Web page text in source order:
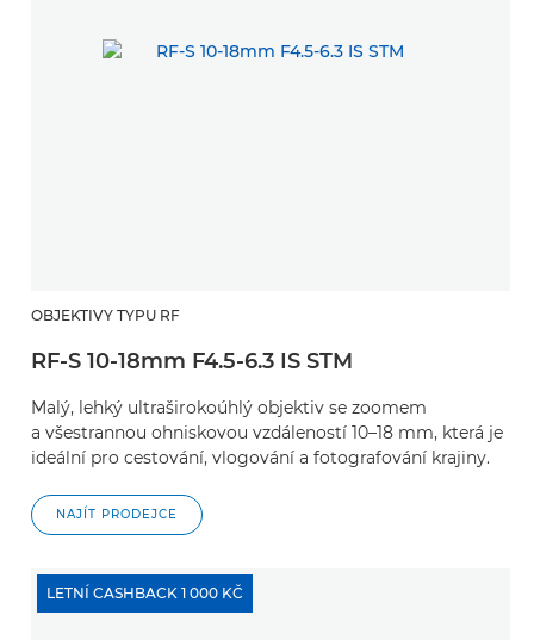
OBJEKTIVY TYPU RF
RF-S 10-18mm F4.5-6.3 IS STM
Malý, lehký ultraširokoúhlý objektiv se zoomem
a všestrannou ohniskovou vzdáleností 10–18 mm, která je
ideální pro cestování, vlogování a fotografování krajiny.
NAJÍT PRODEJCE
LETNÍ CASHBACK 1 000 KČ